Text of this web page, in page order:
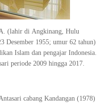
(lahir di Angkinang, Hulu
Desember 1955; umur 62 tahun)
Islam dan pengajar Indonesia.
periode 2009 hingga 2017.
cabang Kandangan (1978)